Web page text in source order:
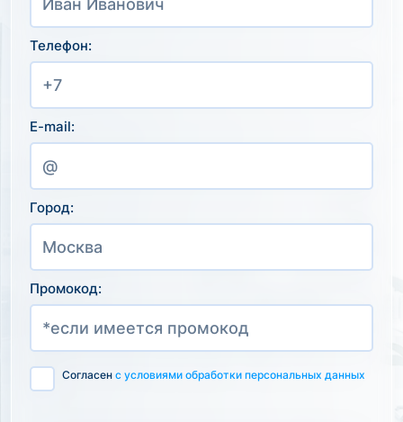
Телефон:
E-mail:
Город:
Промокод:
Согласен с условиями обработки персональных данных